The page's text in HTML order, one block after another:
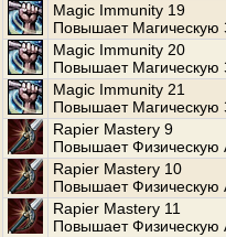
Magic Immunity 19
Повышает Магическую
Magic Immunity 20
Повышает Магическую
Magic Immunity 21
Повышает Магическую
Rapier Mastery 9
Повышает Физическую
Rapier Mastery 10
Повышает Физическую
Rapier Mastery 11
Повышает Физическую